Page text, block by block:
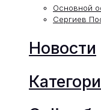
Основной
Сергиев
Новости